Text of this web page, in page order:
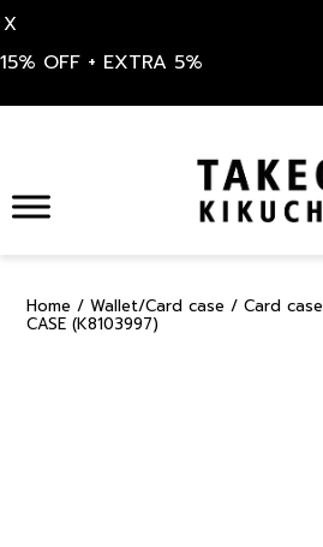
X
15% OFF + EXTRA 5%
content
Home / Wallet/Card case / Card case
CASE (K8103997)